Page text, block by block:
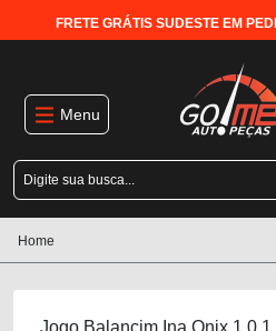
FRETE GRÁTIS SUDESTE EM
Menu
Home
Jogo Balancim Ina Onix 1.0